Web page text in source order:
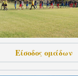
Είσοδος ομάδων